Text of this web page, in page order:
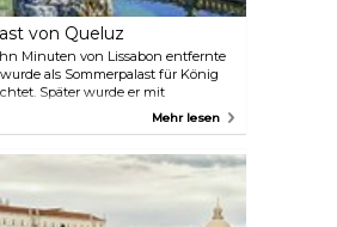
von Queluz
Minuten von Lissabon entfernte
als Sommerpalast für König
Später wurde er mit
Persönlichkeiten der
Geschichte in Verbindung
spiegelt den königlichen
achtzehnten und neunzehnten
– vom Barock über das Rokoko
Mehr lesen